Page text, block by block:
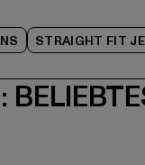
STRAIGHT FIT